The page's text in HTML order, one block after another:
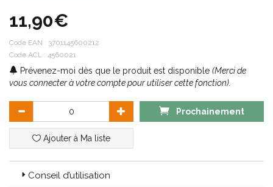
les enfants dès l'âge de 3 ans.
11,90€
Code EAN : 3701145600212
Code ACL : 4560021
Prévenez-moi dès que le produit est disponible (Merci de
vous connecter à votre compte pour utiliser cette fonction).
Prochainement
Ajouter à Ma liste
Conseil d’utilisation